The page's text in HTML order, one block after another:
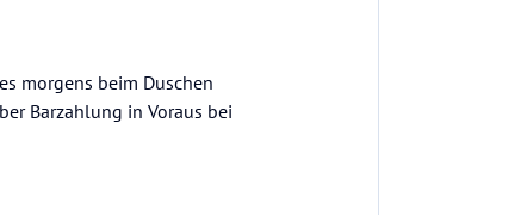
morgens beim Duschen
Barzahlung in Voraus bei